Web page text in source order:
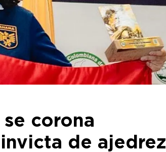
corona
de ajedrez